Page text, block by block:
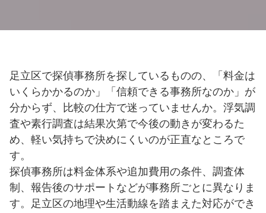
足立区で探偵事務所を探しているものの、「料金は
いくらかかるのか」「信頼できる事務所なのか」が
分からず、比較の仕方で迷っていませんか。浮気調
査や素行調査は結果次第で今後の動きが変わるた
め、軽い気持ちで決めにくいのが正直なところで
す。
探偵事務所は料金体系や追加費用の条件、調査体
制、報告後のサポートなどが事務所ごとに異なりま
す。足立区の地理や生活動線を踏まえた対応ができ